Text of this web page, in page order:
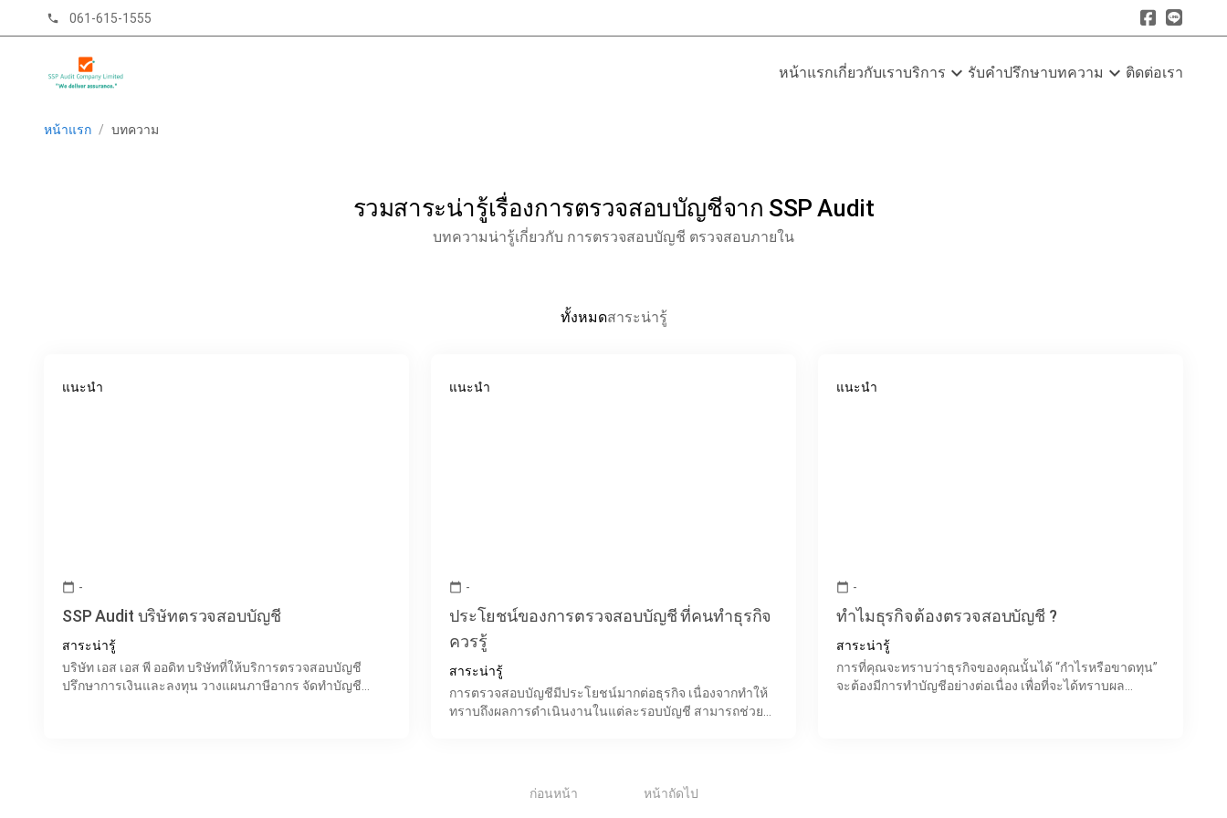
phone 061-615-1555
หน้าแรกเกี่ยวกับเราบริการ expand_more รับคำปรึกษาบทความ expand_more ติดต่อเรา
หน้าแรก / บทความ
รวมสาระน่ารู้เรื่องการตรวจสอบบัญชีจาก SSP Audit
บทความน่ารู้เกี่ยวกับ การตรวจสอบบัญชี ตรวจสอบภายใน
ทั้งหมดสาระน่ารู้
แนะนำ
calendar_today -
SSP Audit บริษัทตรวจสอบบัญชี
สาระน่ารู้
บริษัท เอส เอส พี ออดิท บริษัทที่ให้บริการตรวจสอบบัญชี
ปรึกษาการเงินและลงทุน วางแผนภาษีอากร จัดทำบัญชี
แนะนำ
calendar_today -
ประโยชน์ของการตรวจสอบบัญชี ที่คนทำธุรกิจ
ควรรู้
สาระน่ารู้
การตรวจสอบบัญชีมีประโยชน์มากต่อธุรกิจ เนื่องจากทำให้
ทราบถึงผลการดำเนินงานในแต่ละรอบบัญชี สามารถช่วย
แนะนำ
calendar_today -
ทำไมธุรกิจต้องตรวจสอบบัญชี ?
สาระน่ารู้
การที่คุณจะทราบว่าธุรกิจของคุณนั้นได้ “กำไรหรือขาดทุน”
จะต้องมีการทำบัญชีอย่างต่อเนื่อง เพื่อที่จะได้ทราบผล
ก่อนหน้า หน้าถัดไป